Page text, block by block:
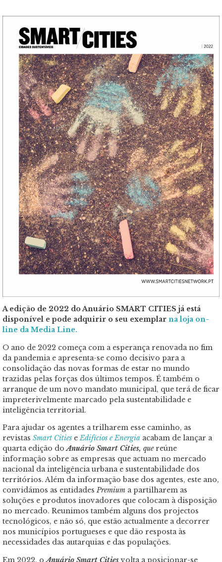
A edição de 2022 do Anuário SMART CITIES já está
disponível e pode adquirir o seu exemplar na loja on-
line da Media Line.
O ano de 2022 começa com a esperança renovada no fim
da pandemia e apresenta-se como decisivo para a
consolidação das novas formas de estar no mundo
trazidas pelas forças dos últimos tempos. É também o
arranque de um novo mandato municipal, que terá de ficar
impreterivelmente marcado pela sustentabilidade e
inteligência territorial.
Para ajudar os agentes a trilharem esse caminho, as
revistas Smart Cities eEdifícios e Energia acabam de lançar a
quarta edição doAnuário Smart Cities, quereúne
informação sobre as empresas que actuam no mercado
nacional da inteligência urbana e sustentabilidade dos
territórios. Além da informação base dos agentes, este ano,
convidámos as entidades Premium a partilharem as
soluções e produtos inovadores que colocam à disposição
no mercado. Reunimos também alguns dos projectos
tecnológicos, e não só, que estão actualmente a decorrer
nos municípios portugueses e que dão resposta às
necessidades das autarquias e das populações.
Em 2022, oAnuário Smart Citiesvolta a posicionar-se